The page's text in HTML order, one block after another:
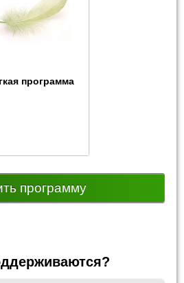
программа
программу